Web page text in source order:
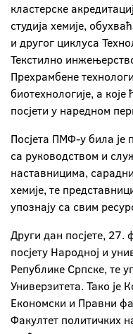
кластерске
студија хемије,
и другог циклуса
Текстилно
Прехрамбене
биотехнологије, а
посјети у наредном
Посјета ПМФ-у била је
са руководством и
наставницима,
хемије, те
упознају са свим
Други дан посјете, 27.
посјету Народној и
Републике Српске, те
Универзитета. Тако је
Економски и Правни
Факултет политичких